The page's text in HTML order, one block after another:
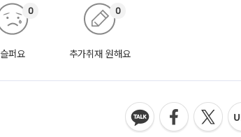
슬퍼요
0
추가취재 원해요
0